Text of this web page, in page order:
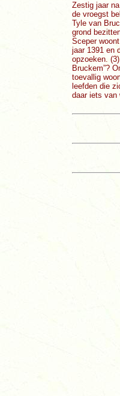
Zestig jaar
de vroegst
Tyle van
grond
Sceper
jaar 1391 en
opzoeken.
Bruckem”?
toevallig
leefden die
daar iets van